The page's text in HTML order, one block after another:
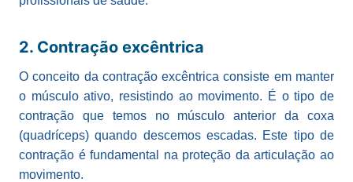
2. Contração excêntrica
O conceito da contração excêntrica consiste em manter
o músculo ativo, resistindo ao movimento. É o tipo de
contração que temos no músculo anterior da coxa
(quadríceps) quando descemos escadas. Este tipo de
contração é fundamental na proteção da articulação ao
movimento.